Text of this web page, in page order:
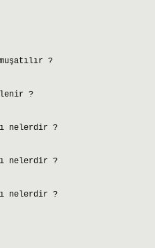
?
?
nelerdir ?
nelerdir ?
nelerdir ?